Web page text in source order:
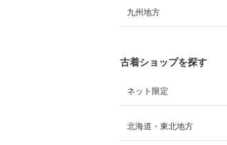
九州地方
古着ショップを探す
ネット限定
北海道・東北地方